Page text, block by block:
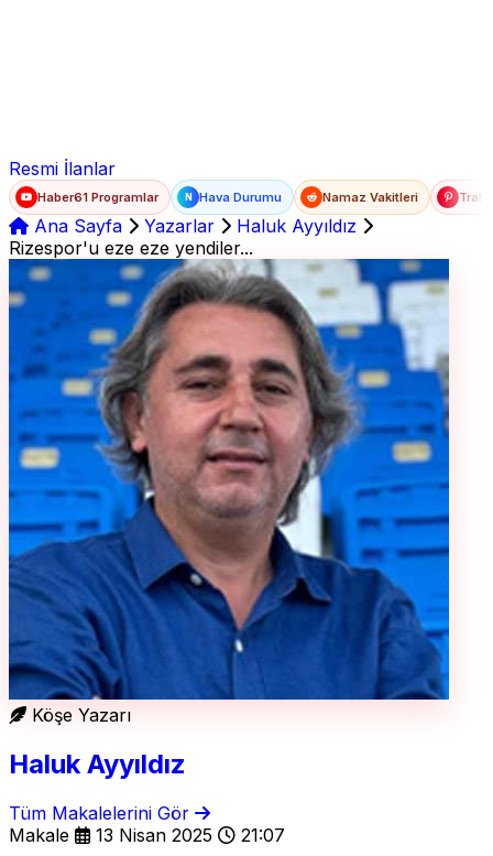
Resmi İlanlar
Haber61 Programlar N Hava Durumu Namaz Vakitleri
Ana Sayfa Yazarlar
Haluk Ayyıldız
Rizespor'u eze eze yendiler...
Köşe Yazarı
Haluk Ayyıldız
Tüm Makalelerini Gör
Makale
13 Nisan 2025 21:07